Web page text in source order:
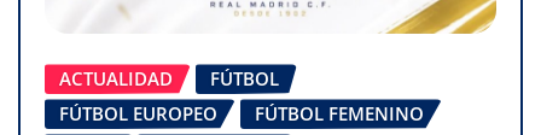
ACTUALIDAD
FÚTBOL
FÚTBOL EUROPEO
FÚTBOL FEMENINO